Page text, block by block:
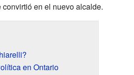
convirtió en el nuevo alcalde.
en Ontario